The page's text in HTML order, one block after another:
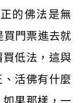
的佛法是無
買門票進去就
低法，這與
活佛有什麼